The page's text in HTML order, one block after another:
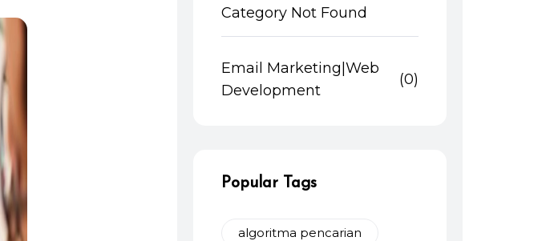
Category Not Found
Email Marketing|Web
Development
(0)
Popular Tags
algoritma pencarian